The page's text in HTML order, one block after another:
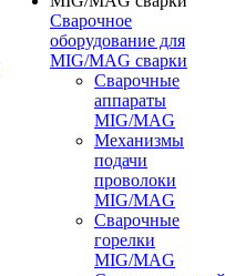
Сварочное
оборудование для
MIG/MAG сварки
Сварочные
аппараты
MIG/MAG
Механизмы
подачи
проволоки
MIG/MAG
Сварочные
горелки
MIG/MAG